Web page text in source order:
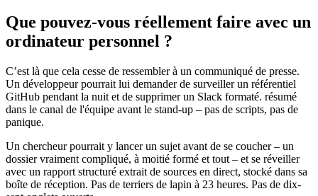
Que pouvez-vous réellement faire avec un
ordinateur personnel ?
C’est là que cela cesse de ressembler à un communiqué de presse.
Un développeur pourrait lui demander de surveiller un référentiel
GitHub pendant la nuit et de supprimer un Slack formaté. résumé
dans le canal de l'équipe avant le stand-up – pas de scripts, pas de
panique.
Un chercheur pourrait y lancer un sujet avant de se coucher – un
dossier vraiment compliqué, à moitié formé et tout – et se réveiller
avec un rapport structuré extrait de sources en direct, stocké dans sa
boîte de réception. Pas de terriers de lapin à 23 heures. Pas de dix-